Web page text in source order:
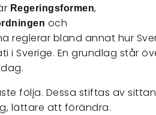
Regeringsformen,
och
reglerar bland annat hur
i Sverige. En grundlag står
följa. Dessa stiftas av
lättare att förändra.